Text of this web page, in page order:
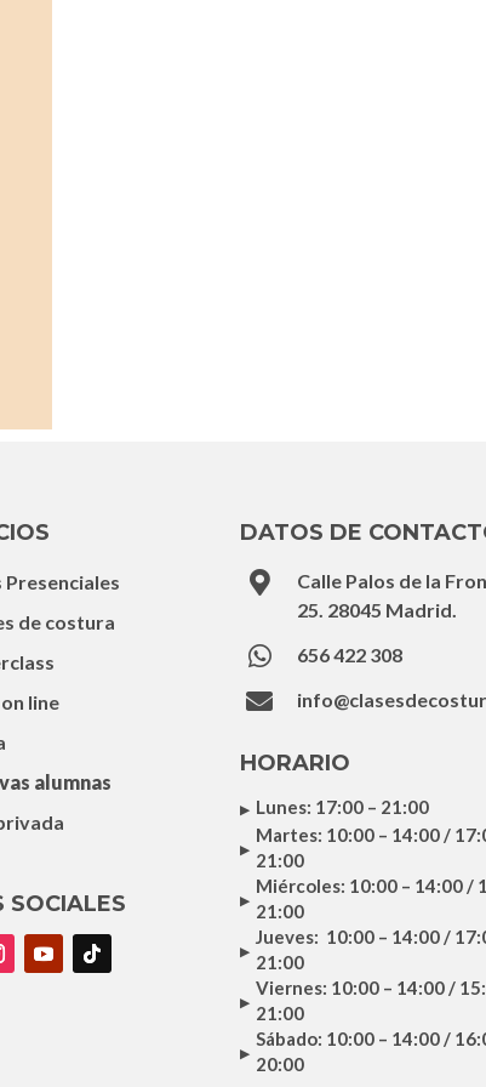
Presenciales
de costura
line
alumnas
SOCIALES
DATOS DE

Calle Palos de la
25. 28045 Madrid.
 656 422 308

HORARIO
Lunes: 17:00 – 21:00
Martes: 10:00 – 14:00 /
21:00
Miércoles: 10:00 – 14:00 /
21:00
Jueves: 10:00 – 14:00 /
21:00
Viernes: 10:00 – 14:00 /
21:00
Sábado: 10:00 – 14:00 /
20:00